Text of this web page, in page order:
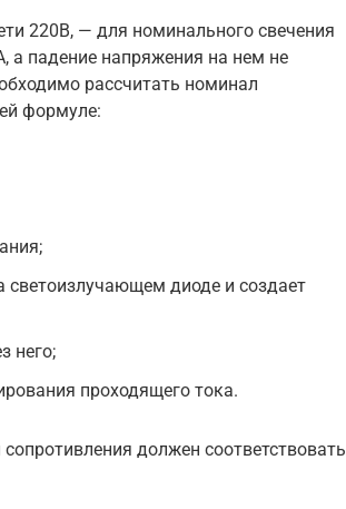
220В, — для номинального свечения
а падение напряжения на нем не
рассчитать номинал
формуле:
светоизлучающем диоде и создает
него;
проходящего тока.
должен соответствовать